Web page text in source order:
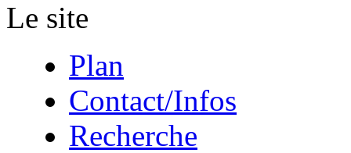
Le site
Plan
Contact/Infos
Recherche